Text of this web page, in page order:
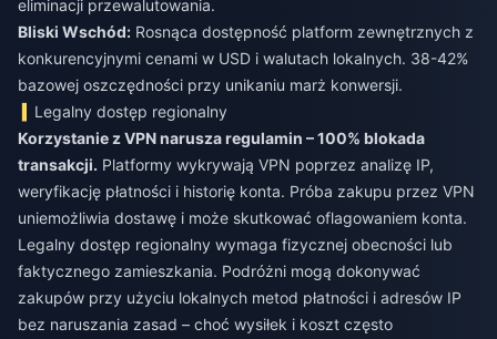
eliminacji przewalutowania.
Bliski Wschód: Rosnąca dostępność platform zewnętrznych z
konkurencyjnymi cenami w USD i walutach lokalnych. 38-42%
bazowej oszczędności przy unikaniu marż konwersji.
Legalny dostęp regionalny
Korzystanie z VPN narusza regulamin – 100% blokada
transakcji. Platformy wykrywają VPN poprzez analizę IP,
weryfikację płatności i historię konta. Próba zakupu przez VPN
uniemożliwia dostawę i może skutkować oflagowaniem konta.
Legalny dostęp regionalny wymaga fizycznej obecności lub
faktycznego zamieszkania. Podróżni mogą dokonywać
zakupów przy użyciu lokalnych metod płatności i adresów IP
bez naruszania zasad – choć wysiłek i koszt często